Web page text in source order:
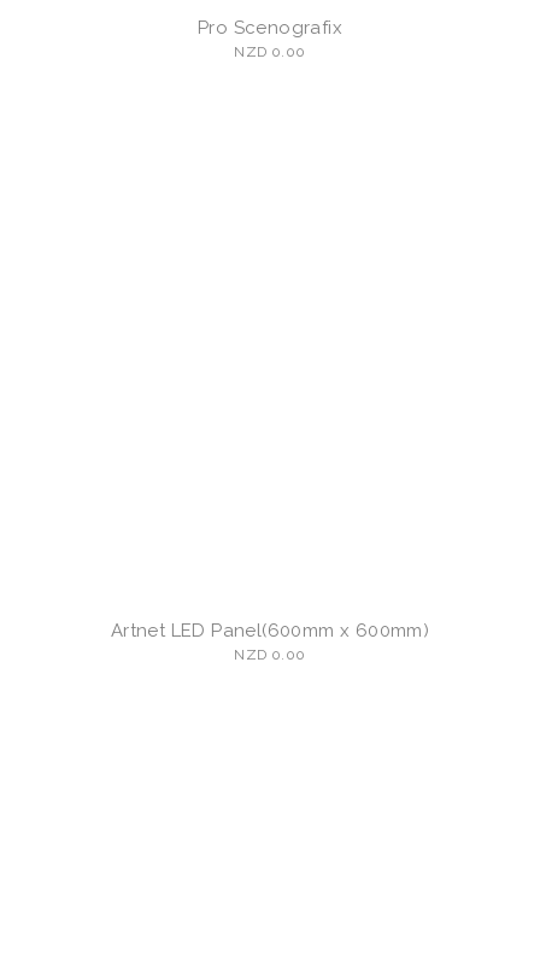
Pro Scenografix
NZD 0.00
Artnet LED Panel(600mm x 600mm)
NZD 0.00